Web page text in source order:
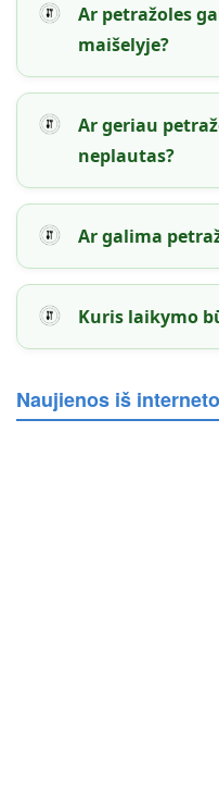
Ar petražoles
maišelyje?
Ar geriau
neplautas?
Ar galima
Kuris laikymo
Naujienos iš interneto